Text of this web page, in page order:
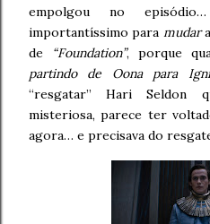
empolgou no
importantíssimo para mudar
de
“Foundation”, porque
partindo de Oona para
“resgatar” Hari Seldon
misteriosa, parece ter
agora… e precisava do